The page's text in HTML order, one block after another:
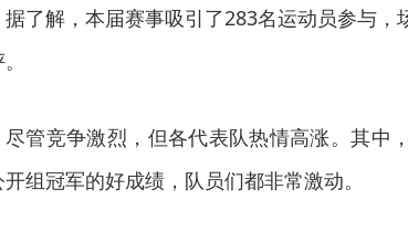
据了解，本届赛事吸引了283名运动员参与，
尽管竞争激烈，但各代表队热情高涨。其中
组冠军的好成绩，队员们都非常激动。